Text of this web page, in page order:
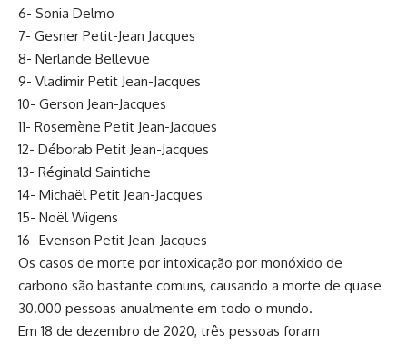
6- Sonia Delmo
7- Gesner Petit-Jean Jacques
8- Nerlande Bellevue
9- Vladimir Petit Jean-Jacques
10- Gerson Jean-Jacques
11- Rosemène Petit Jean-Jacques
12- Déborab Petit Jean-Jacques
13- Réginald Saintiche
14- Michaël Petit Jean-Jacques
15- Noël Wigens
16- Evenson Petit Jean-Jacques
Os casos de morte por intoxicação por monóxido de
carbono são bastante comuns, causando a morte de quase
30.000 pessoas anualmente em todo o mundo.
Em 18 de dezembro de 2020, três pessoas foram